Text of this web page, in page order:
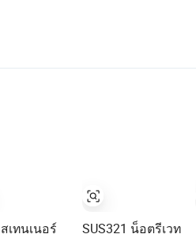
เทนเนอร์
SUS321 น็อตรีเวท